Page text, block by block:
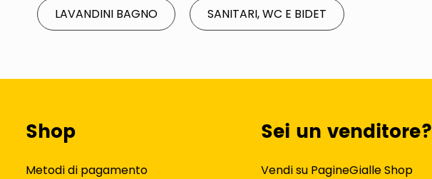
LAVANDINI BAGNO SANITARI, WC E BIDET
Shop
Metodi di pagamento
Sei un venditore?
Vendi su PagineGialle Shop